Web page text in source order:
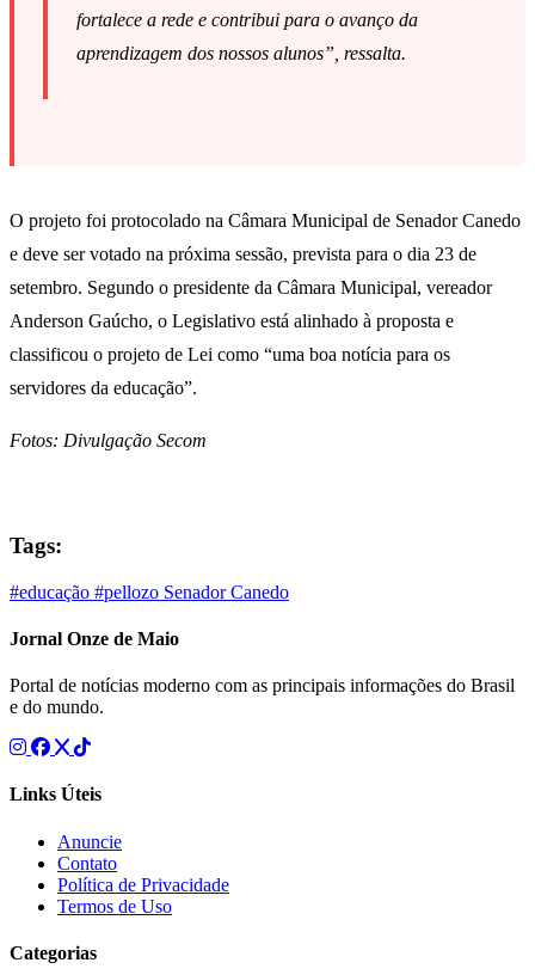
fortalece a rede e contribui para o avanço da
aprendizagem dos nossos alunos”, ressalta.
O projeto foi protocolado na Câmara Municipal de Senador Canedo
e deve ser votado na próxima sessão, prevista para o dia 23 de
setembro. Segundo o presidente da Câmara Municipal, vereador
Anderson Gaúcho, o Legislativo está alinhado à proposta e
classificou o projeto de Lei como “uma boa notícia para os
servidores da educação”.
Fotos: Divulgação Secom
Tags:
#educação #pellozo Senador Canedo
Jornal Onze de Maio
Portal de notícias moderno com as principais informações do Brasil
e do mundo.
Links Úteis
Anuncie
Contato
Política de Privacidade
Termos de Uso
Categorias